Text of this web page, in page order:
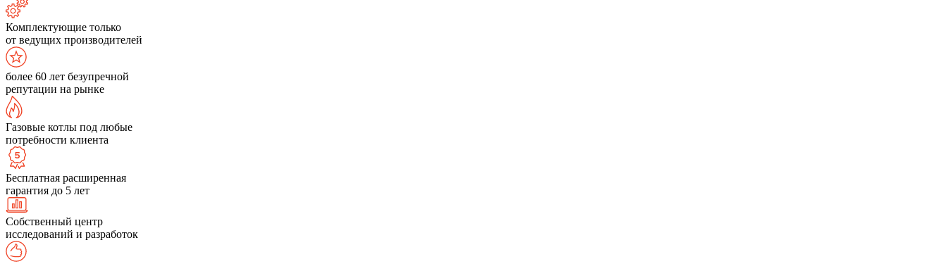
Комплектующие только
от ведущих производителей
более 60 лет безупречной
репутации на рынке
Газовые котлы под любые
потребности клиента
Бесплатная расширенная
гарантия до 5 лет
Собственный центр
исследований и разработок